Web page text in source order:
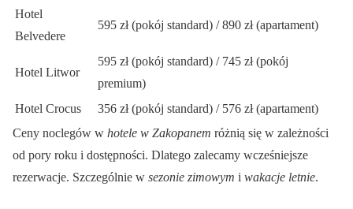
Hotel
Belvedere
595 zł (pokój standard) / 890 zł (apartament)
Hotel Litwor
595 zł (pokój standard) / 745 zł (pokój
premium)
Hotel Crocus
356 zł (pokój standard) / 576 zł (apartament)
Ceny noclegów w hotele w Zakopanem różnią się w zależności
od pory roku i dostępności. Dlatego zalecamy wcześniejsze
rezerwacje. Szczególnie w sezonie zimowym i wakacje letnie.